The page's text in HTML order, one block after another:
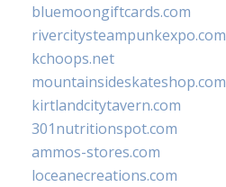
bluemoongiftcards.com
rivercitysteampunkexpo.com
kchoops.net
mountainsideskateshop.com
kirtlandcitytavern.com
301nutritionspot.com
ammos-stores.com
loceanecreations.com